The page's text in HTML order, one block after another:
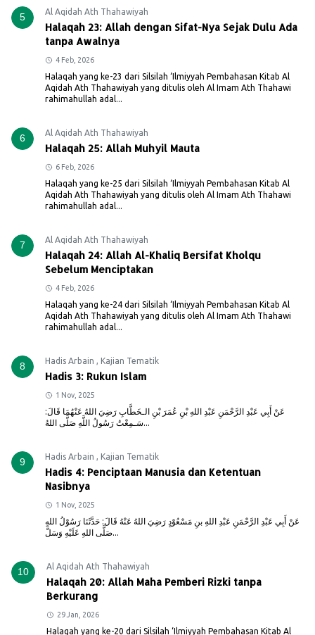
5 Al Aqidah Ath Thahawiyah
Halaqah 23: Allah dengan Sifat-Nya Sejak Dulu Ada
tanpa Awalnya
4 Feb, 2026
Halaqah yang ke-23 dari Silsilah ‘Ilmiyyah Pembahasan Kitab Al
Aqidah Ath Thahawiyah yang ditulis oleh Al Imam Ath Thahawi
rahimahullah adal...
6 Al Aqidah Ath Thahawiyah
Halaqah 25: Allah Muhyil Mauta
6 Feb, 2026
Halaqah yang ke-25 dari Silsilah ‘Ilmiyyah Pembahasan Kitab Al
Aqidah Ath Thahawiyah yang ditulis oleh Al Imam Ath Thahawi
rahimahullah adal...
7 Al Aqidah Ath Thahawiyah
Halaqah 24: Allah Al-Khaliq Bersifat Kholqu
Sebelum Menciptakan
4 Feb, 2026
Halaqah yang ke-24 dari Silsilah ‘Ilmiyyah Pembahasan Kitab Al
Aqidah Ath Thahawiyah yang ditulis oleh Al Imam Ath Thahawi
rahimahullah adal...
8 Hadis Arbain , Kajian Tematik
Hadis 3: Rukun Islam
1 Nov, 2025
عَنْ أَبِي عَبْدِ الرَّحْمَنِ عَبْدِ اللهِ بْنِ عُمَرَ بْنِ الـخَطَّابِ رَضِيَ اللهُ عَنْهُمَا قَالَ:
سَـمِعْتُ رَسُولُ اللَّهِ صَلَّى اللهُ...
9 Hadis Arbain , Kajian Tematik
Hadis 4: Penciptaan Manusia dan Ketentuan
Nasibnya
1 Nov, 2025
عَنْ أَبِي عَبْدِ الرَّحْمَنِ عَبْدِ اللهِ بنِ مَسْعُوْدٍ رَضِيَ اللهُ عَنْهُ قَالَ: حَدَّثَنَا رَسُوْلُ اللهِ
صَلَّى اللهِ عَلَيْهِ وَسَلَّ...
10 Al Aqidah Ath Thahawiyah
Halaqah 20: Allah Maha Pemberi Rizki tanpa
Berkurang
29 Jan, 2026
Halaqah yang ke-20 dari Silsilah ‘Ilmiyyah Pembahasan Kitab Al